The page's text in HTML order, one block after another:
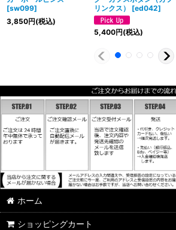
[sw099]
3,850円(税込)
リンクス）
[ed042]
5,400円(税込)
ホーム
ショッピングカート